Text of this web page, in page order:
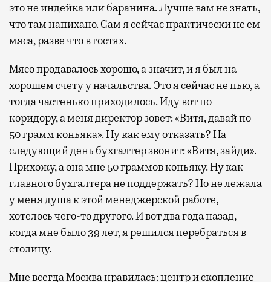
это не индейка или баранина. Лучше вам не знать,
что там напихано. Сам я сейчас практически не ем
мяса, разве что в гостях.
Мясо продавалось хорошо, а значит, и я был на
хорошем счету у начальства. Это я сейчас не пью, а
тогда частенько приходилось. Иду вот по
коридору, а меня директор зовет: «Витя, давай по
50 грамм коньяка». Ну как ему отказать? На
следующий день бухгалтер звонит: «Витя, зайди».
Прихожу, а она мне 50 граммов коньяку. Ну как
главного бухгалтера не поддержать? Но не лежала
у меня душа к этой менеджерской работе,
хотелось чего-то другого. И вот два года назад,
когда мне было 39 лет, я решился перебраться в
столицу.
Мне всегда Москва нравилась: центр и скопление